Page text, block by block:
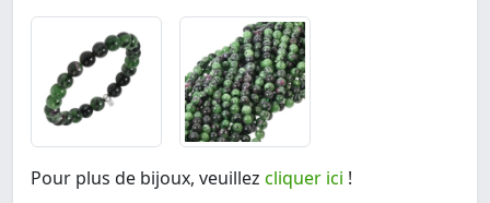
Pour plus de bijoux, veuillez cliquer ici !